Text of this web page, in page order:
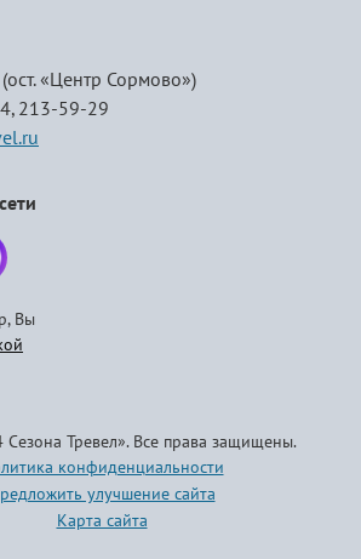
«Центр Сормово»)
213-59-29
Вы
Тревел». Все права защищены.
конфиденциальности
улучшение сайта
Карта сайта